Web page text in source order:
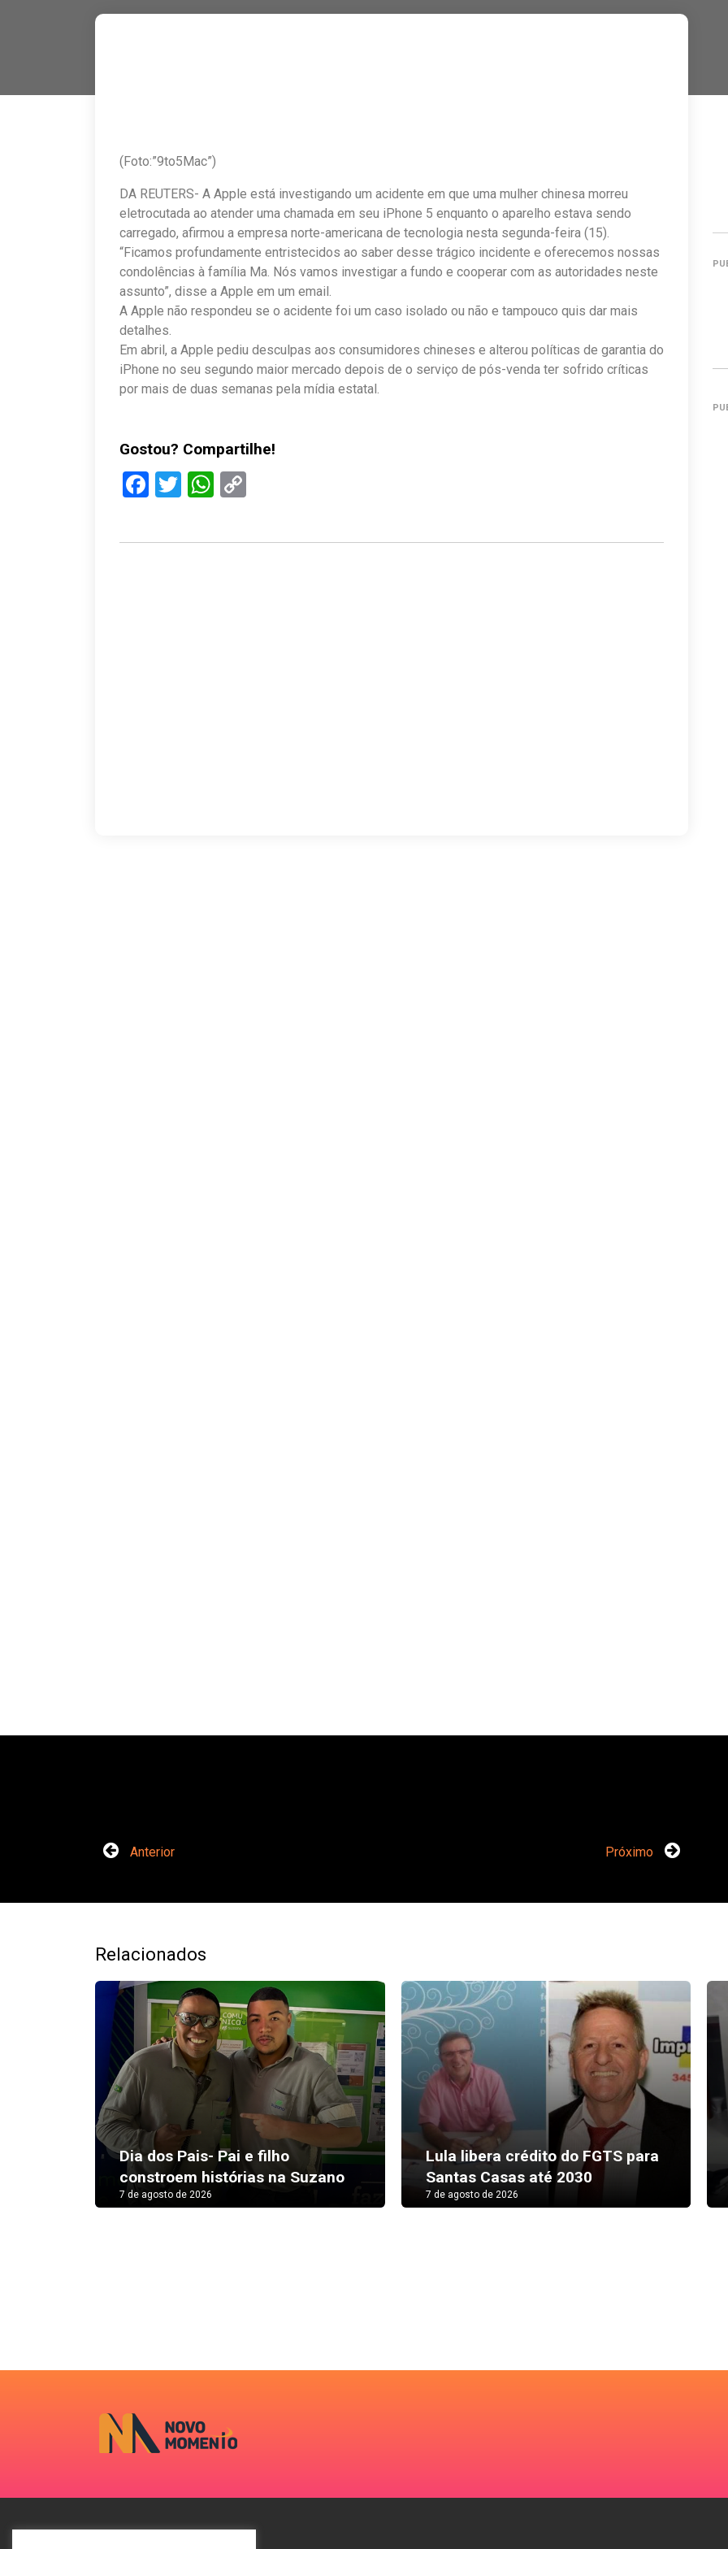
(Foto:”9to5Mac”)
DA REUTERS- A Apple está investigando um acidente em que uma mulher chinesa morreu
eletrocutada ao atender uma chamada em seu iPhone 5 enquanto o aparelho estava sendo
carregado, afirmou a empresa norte-americana de tecnologia nesta segunda-feira (15).
“Ficamos profundamente entristecidos ao saber desse trágico incidente e oferecemos nossas
condolências à família Ma. Nós vamos investigar a fundo e cooperar com as autoridades neste
assunto”, disse a Apple em um email.
A Apple não respondeu se o acidente foi um caso isolado ou não e tampouco quis dar mais
detalhes.
Em abril, a Apple pediu desculpas aos consumidores chineses e alterou políticas de garantia do
iPhone no seu segundo maior mercado depois de o serviço de pós-venda ter sofrido críticas
por mais de duas semanas pela mídia estatal.
Gostou? Compartilhe!
Facebook
TwitterWhatsApp
Anterior Próximo
Relacionados
Dia dos Pais- Pai e filho
constroem histórias na Suzano
7 de agosto de 2026
Lula libera crédito do FGTS para
Santas Casas até 2030
7 de agosto de 2026